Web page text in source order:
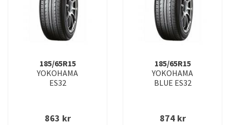
185/65R15
YOKOHAMA
ES32
863 kr
185/65R15
YOKOHAMA
BLUE ES32
874kr